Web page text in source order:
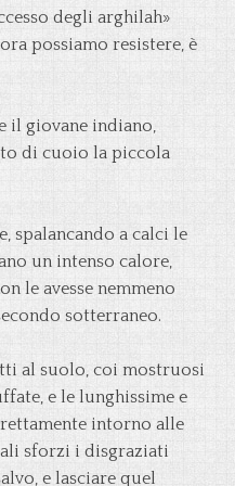
degli arghilah»
possiamo resistere, è
il giovane indiano,
di cuoio la piccola
spalancando a calci le
un intenso calore,
le avesse nemmeno
sotterraneo.
al suolo, coi mostruosi
e le lunghissime e
intorno alle
sforzi i disgraziati
e lasciare quel